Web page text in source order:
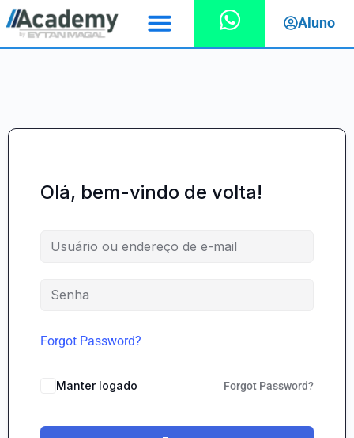
Aluno
Olá, bem-vindo de volta!
Forgot Password?
Manter logado Forgot Password?